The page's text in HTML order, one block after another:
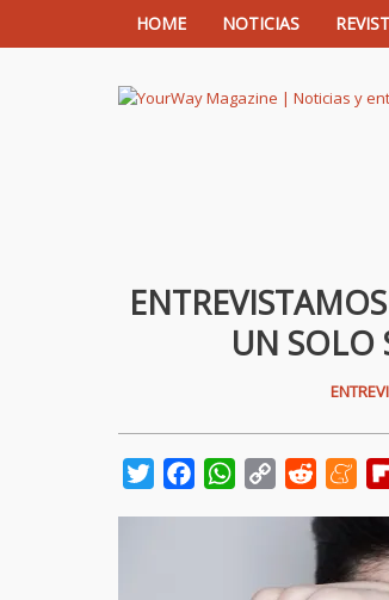
HOME NOTICIAS
UN SOLO
TwitterFacebookWhatsApp
Copy
Reddit